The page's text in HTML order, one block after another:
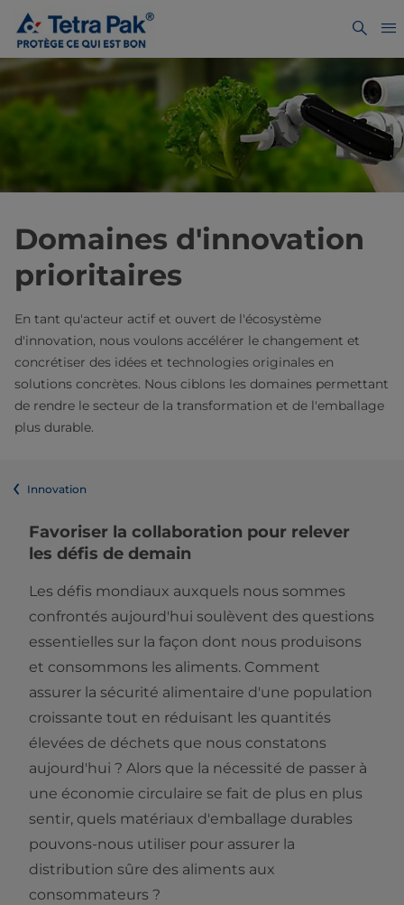
Domaines d'innovation
prioritaires
En tant qu'acteur actif et ouvert de l'écosystème
d'innovation, nous voulons accélérer le changement et
concrétiser des idées et technologies originales en
solutions concrètes. Nous ciblons les domaines permettant
de rendre le secteur de la transformation et de l'emballage
plus durable.
Innovation
Favoriser la collaboration pour relever
les défis de demain
Les défis mondiaux auxquels nous sommes
confrontés aujourd'hui soulèvent des questions
essentielles sur la façon dont nous produisons
et consommons les aliments. Comment
assurer la sécurité alimentaire d'une population
croissante tout en réduisant les quantités
élevées de déchets que nous constatons
aujourd'hui ? Alors que la nécessité de passer à
une économie circulaire se fait de plus en plus
sentir, quels matériaux d'emballage durables
pouvons-nous utiliser pour assurer la
distribution sûre des aliments aux
consommateurs ?